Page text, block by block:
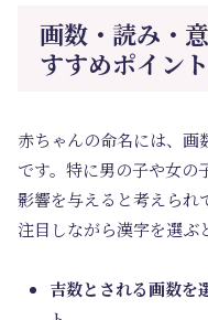
画数・読み・
すすめポイント
赤ちゃんの命名には、画
です。特に男の子や女の
影響を与えると考えられ
注目しながら漢字を選ぶ
吉数とされる画数を